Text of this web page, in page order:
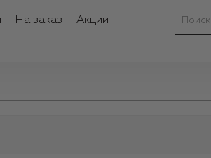
На заказ Акции